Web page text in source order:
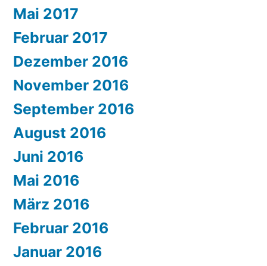
Mai 2017
Februar 2017
Dezember 2016
November 2016
September 2016
August 2016
Juni 2016
Mai 2016
März 2016
Februar 2016
Januar 2016